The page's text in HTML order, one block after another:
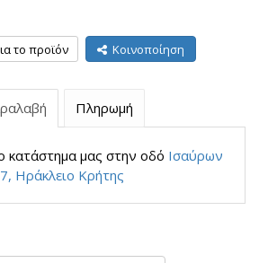
το προϊόν Κοινοποίηση
Πληρωμή
μας στην οδό Ισαύρων
Ηράκλειο Κρήτης